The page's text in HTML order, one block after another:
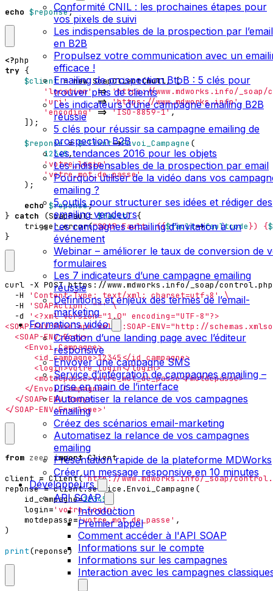
Conformité CNIL : les prochaines étapes pour
vos pixels de suivi
Les indispensables de la prospection par l’email
en B2B
Propulsez votre communication avec un
efficace !
Emailing de prospection BtoB : 5 clés pour
trouver plus de clients
Les indicateurs d’une campagne emailing B2B
réussie
5 clés pour réussir sa campagne emailing de
prospection B2B
Les tendances 2016 pour les objets
Les indispensables de la prospection par email
Pourquoi utiliser de la vidéo dans vos
emailing ?
5 outils pour structurer ses idées et rédiger des
emailing vendeurs
Les campagnes emailing d’invitation à un
événement
Webinar – améliorer le taux de conversion de
formulaires
Les 7 indicateurs d’une campagne emailing
réussie
Définitions et enjeux des termes de l’email-
marketing
Formations vidéo
Création d’une landing page avec l’éditeur
responsive
Envoyer une campagne SMS
Service d’intégration de campagnes emailing –
prise en main de l’interface
Automatiser la relance de vos campagnes
emailing
Créez des scénarios email-marketing
Automatisez la relance de vos campagnes
emailing
Présentation rapide de la plateforme MDWorks
Créer un message responsive en 10 minutes
Développeurs
API SOAP
Introduction
Premier appel
Comment accéder à l'API SOAP
Informations sur le compte
Informations sur les campagnes
Interaction avec les campagnes
echo $reponse;
<?php
try {
$client = new SoapClient(null, [
'location' => 'https://www.mdworks.info/
'uri'
=> 'https://www.mdworks.info',
'encoding' => 'ISO-8859-1',
]);
$reponse = $client->Envoi_Campagne (
12345,
'votre_login',
'votre_mot_de_passe'
);
echo $reponse;
} catch (SoapFault $fault) {
trigger_error("SOAP Fault: ({$fault->faultcode}) {
}
curl -X POST https://www.mdworks.info/_soap/
  -H
'Content-Type: text/xml; charset=utf-8'
  -H
'SOAPAction: ""'
  -d
</SOAP-ENV:Envelope>'
from zeep import Client
client = Client('http://www.mdworks.info/_soap/
reponse = client.service .Envoi_Campagne (
id_campagne=12345
login='votre_login',
motdepasse='votre_mot_de_passe' ,
)
print(reponse)